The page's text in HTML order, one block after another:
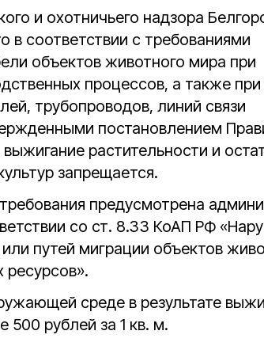
и охотничьего надзора
в соответствии с требованиями
объектов животного мира при
процессов, а также при
трубопроводов, линий связи
постановлением
растительности и
запрещается.
предусмотрена
со ст. 8.33 КоАП РФ
путей миграции объектов
ресурсов».
среде в результате
500 рублей за 1 кв. м.